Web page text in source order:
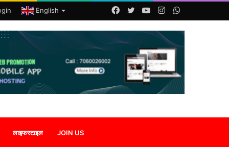
English Instagram
YouTube
Twitter
Facebook
लाइफस्टाइल JOIN US